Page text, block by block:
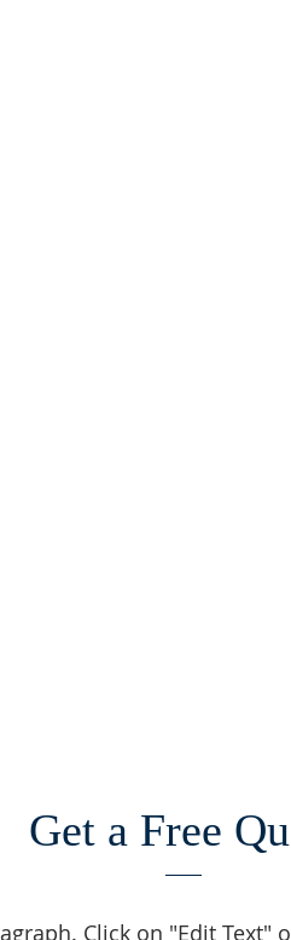
Get a Free
Click on "Edit Text"